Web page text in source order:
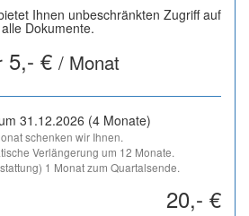
Ihnen unbeschränkten Zugriff auf
alle Dokumente.
5,- € / Monat
31.12.2026 (4 Monate)
schenken wir Ihnen.
Verlängerung um 12 Monate.
1 Monat zum Quartalsende.
20,- €